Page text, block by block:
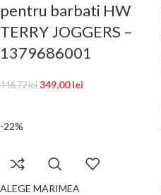
pentru barbati HW
TERRY JOGGERS –
1379686001
446,72lei 349,00lei
-22%
ALEGE MARIMEA